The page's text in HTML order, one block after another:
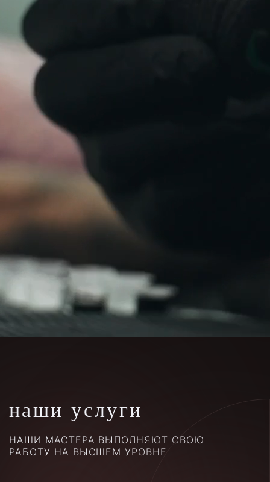
наши услуги
НАШИ МАСТЕРА ВЫПОЛНЯЮТ СВОЮ
РАБОТУ НА ВЫСШЕМ УРОВНЕ